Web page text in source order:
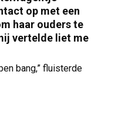
op met een
haar ouders te
vertelde liet me
bang,” fluisterde